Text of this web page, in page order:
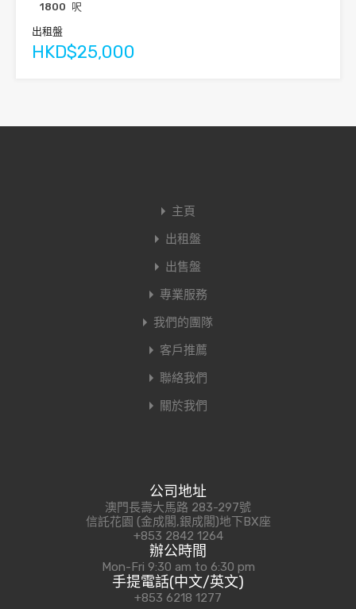
1800 呎
出租盤
HKD$25,000
主頁
出租盤
出售盤
專業服務
我們的團隊
客戶推薦
聯絡我們
關於我們
公司地址
澳門長壽大馬路 283-297號
信託花園 (金成閣,銀成閣)地下BX座
+853 2842 1264
辦公時間
Mon-Fri 9:30 am to 6:30 pm
手提電話(中文/英文)
+853 6218 1277